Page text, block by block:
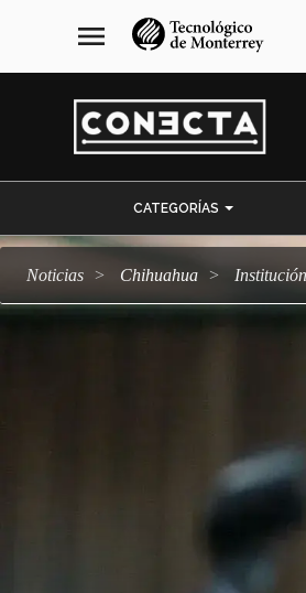
navegación
principal
menu
CATEGORÍAS
Noticias Chihuahua Institución